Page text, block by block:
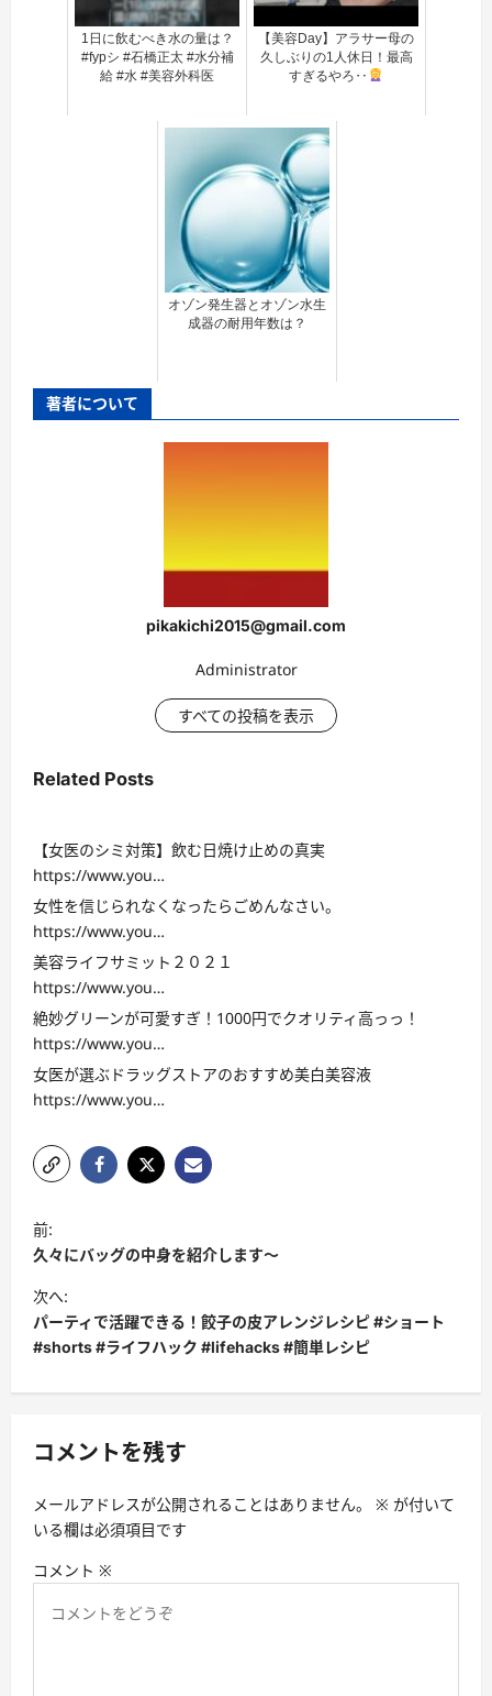
1日に飲むべき水の量は？
#fypシ #石橋正太 #水分補
給 #水 #美容外科医
【美容Day】アラサー母の
久しぶりの1人休日！最高
すぎるやろ‥
オゾン発生器とオゾン水生
成器の耐用年数は？
著者について
pikakichi2015@gmail.com
Administrator
すべての投稿を表示
Related Posts
【女医のシミ対策】飲む日焼け止めの真実
https://www.you…
女性を信じられなくなったらごめんなさい。
https://www.you…
美容ライフサミット２０２１
https://www.you…
絶妙グリーンが可愛すぎ！1000円でクオリティ高っっ！
https://www.you…
女医が選ぶドラッグストアのおすすめ美白美容液
https://www.you…
投
稿
ナ
ビ
ゲ
ー
ョ
前:
久々にバッグの中身を紹介します〜
次へ:
パーティで活躍できる！餃子の皮アレンジレシピ #ショート
#shorts #ライフハック #lifehacks #簡単レシピ
コメントを残す
メールアドレスが公開されることはありません。 ※ が付いて
いる欄は必須項目です
コメント ※